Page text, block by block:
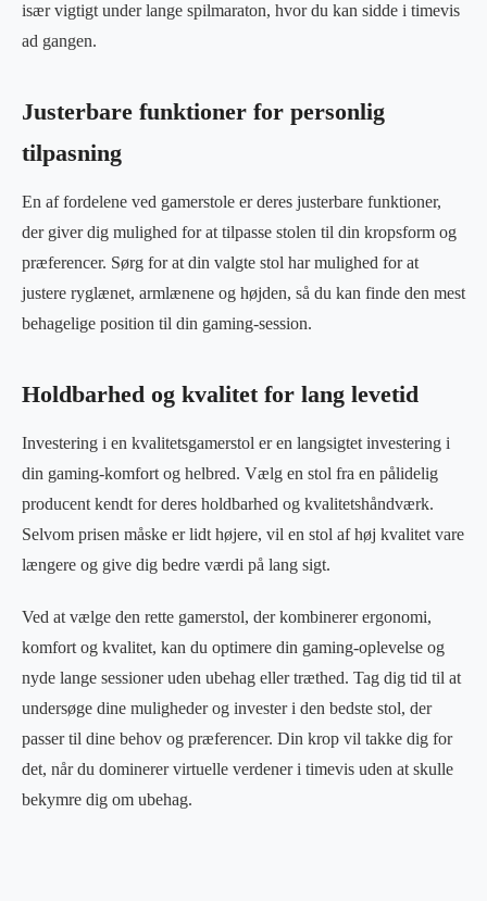
især vigtigt under lange spilmaraton, hvor du kan sidde i timevis
ad gangen.
Justerbare funktioner for personlig
tilpasning
En af fordelene ved gamerstole er deres justerbare funktioner,
der giver dig mulighed for at tilpasse stolen til din kropsform og
præferencer. Sørg for at din valgte stol har mulighed for at
justere ryglænet, armlænene og højden, så du kan finde den mest
behagelige position til din gaming-session.
Holdbarhed og kvalitet for lang levetid
Investering i en kvalitetsgamerstol er en langsigtet investering i
din gaming-komfort og helbred. Vælg en stol fra en pålidelig
producent kendt for deres holdbarhed og kvalitetshåndværk.
Selvom prisen måske er lidt højere, vil en stol af høj kvalitet vare
længere og give dig bedre værdi på lang sigt.
Ved at vælge den rette gamerstol, der kombinerer ergonomi,
komfort og kvalitet, kan du optimere din gaming-oplevelse og
nyde lange sessioner uden ubehag eller træthed. Tag dig tid til at
undersøge dine muligheder og invester i den bedste stol, der
passer til dine behov og præferencer. Din krop vil takke dig for
det, når du dominerer virtuelle verdener i timevis uden at skulle
bekymre dig om ubehag.